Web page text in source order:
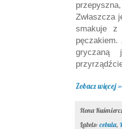
Zwłaszcza
smakuje z
gryczaną
Zobacz więcej »
Ilona
Labels: cebula,